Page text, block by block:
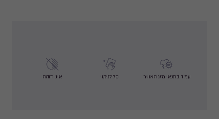
עמיד בתנאי מזג האוויר קל לניקוי אינו דוהה